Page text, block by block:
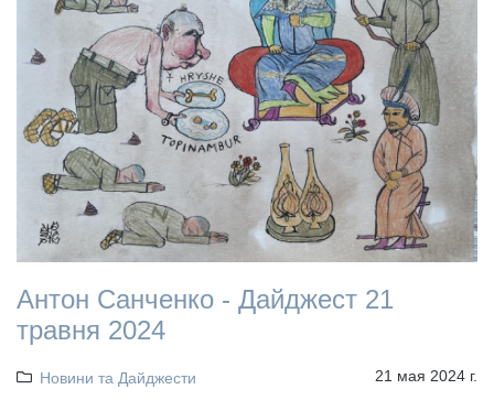
Антон Санченко - Дайджест 21
травня 2024
Новини та Дайджести 21 мая 2024 г.